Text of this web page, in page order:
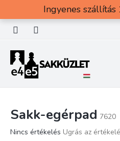
tartalomhoz
Ingyenes
Sakk-egérpad 7620
A
Nincs értékelés Ugrás az